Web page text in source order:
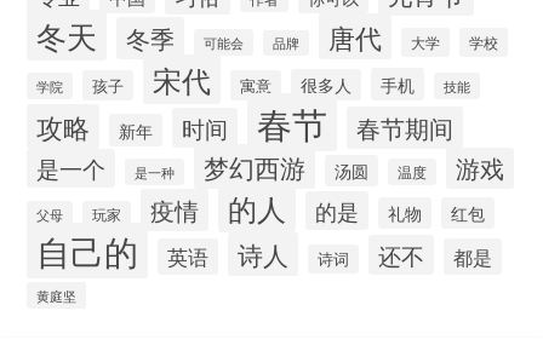
冬天 冬季 可能会 品牌 唐代 大学 学校
学院 孩子 宋代 寓意 很多人 手机 技能
攻略 新年 时间 春节 春节期间
是一个 是一种 梦幻西游 汤圆 温度 游戏
父母 玩家 疫情 的人 的是 礼物 红包
自己的 英语 诗人 诗词 还不 都是
黄庭坚